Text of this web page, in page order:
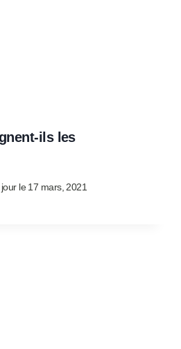
ils les
le 17 mars, 2021